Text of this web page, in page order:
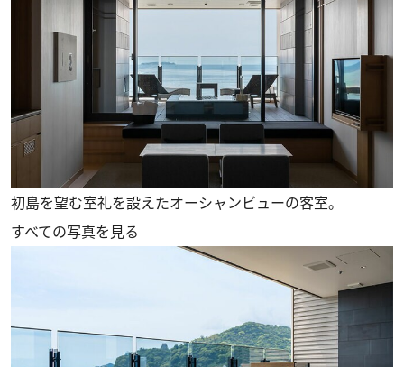
初島を望む室礼を設えたオーシャンビューの客室。
すべての写真を見る